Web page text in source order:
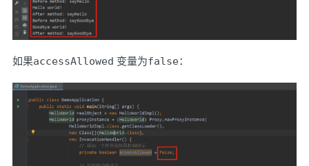
如果accessAllowed 变量为false：